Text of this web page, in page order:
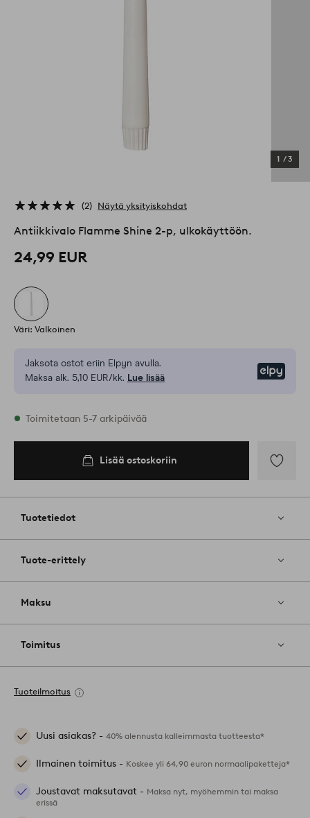
1 /3
2 Näytä yksityiskohdat
Antiikkivalo Flamme Shine 2-p, ulkokäyttöön.
24,99 EUR
Väri: Valkoinen
Jaksota ostot eriin Elpyn avulla.
Maksa alk. 5,10 EUR/kk. Lue lisää
Varastossa
Toimitetaan 5-7 arkipäivää
Lisää ostoskoriin
Tuotetiedot
Tuote-erittely
Maksu
Toimitus
Tuoteilmoitus
Uusi asiakas? - 40% alennusta kalleimmasta tuotteesta*
Ilmainen toimitus - Koskee yli 64,90 euron normaalipaketteja*
Joustavat maksutavat - Maksa nyt, myöhemmin tai maksa
erissä